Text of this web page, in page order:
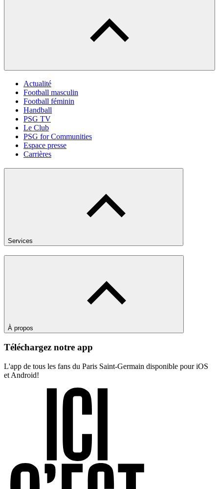
Actualité
Football masculin
Football féminin
Handball
PSG TV
Le Club
PSG for Communities
Espace presse
Carrières
Services
À propos
Téléchargez notre app
L'app de tous les fans du Paris Saint-Germain disponible pour iOS
et Android!